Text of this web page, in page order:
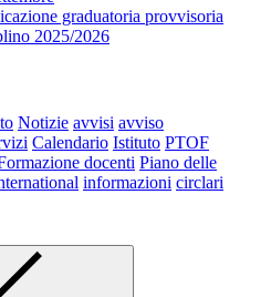
graduatoria provvisoria
2025/2026
Notizie avvisi avviso
Calendario Istituto PTOF
docenti Piano delle
informazioni circlari